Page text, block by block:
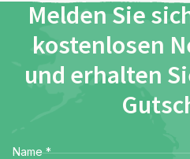
Melden Sie
kostenlosen
und erhalten
Name *